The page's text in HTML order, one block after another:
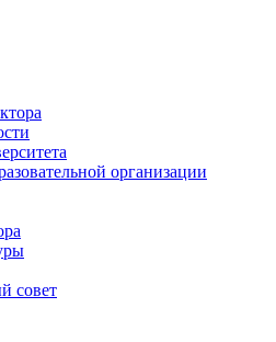
организации
совет